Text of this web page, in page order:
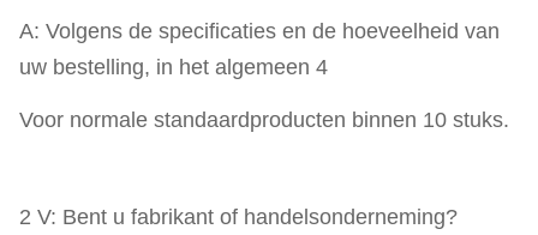
A: Volgens de specificaties en de hoeveelheid van
uw bestelling, in het algemeen 4
Voor normale standaardproducten binnen 10 stuks.
2 V: Bent u fabrikant of handelsonderneming?